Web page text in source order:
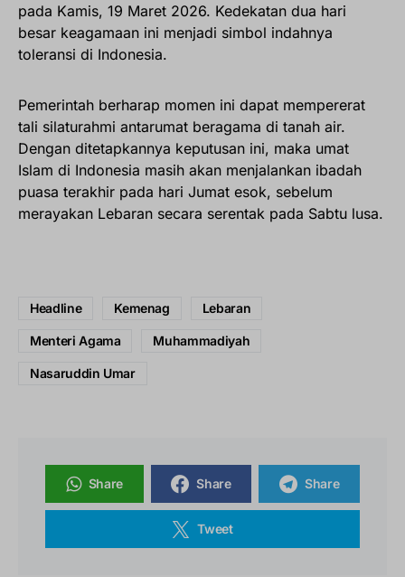
pada Kamis, 19 Maret 2026. Kedekatan dua hari
besar keagamaan ini menjadi simbol indahnya
toleransi di Indonesia.
Pemerintah berharap momen ini dapat mempererat
tali silaturahmi antarumat beragama di tanah air.
Dengan ditetapkannya keputusan ini, maka umat
Islam di Indonesia masih akan menjalankan ibadah
puasa terakhir pada hari Jumat esok, sebelum
merayakan Lebaran secara serentak pada Sabtu lusa.
Headline Kemenag Lebaran
Menteri Agama Muhammadiyah
Nasaruddin Umar
Share Share Share
Tweet